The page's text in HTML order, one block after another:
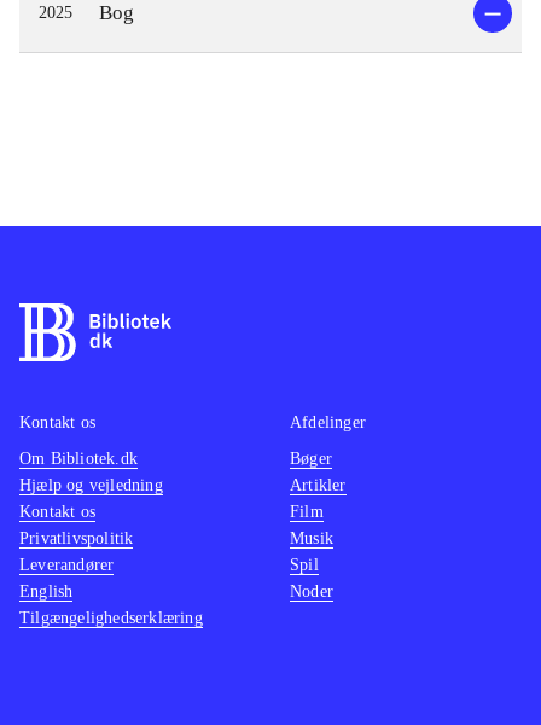
2025 Bog
Kontakt os
Om Bibliotek.dk
Hjælp og vejledning
Kontakt os
Privatlivspolitik
Leverandører
English
Tilgængelighedserklæring
Afdelinger
Bøger
Artikler
Film
Musik
Spil
Noder